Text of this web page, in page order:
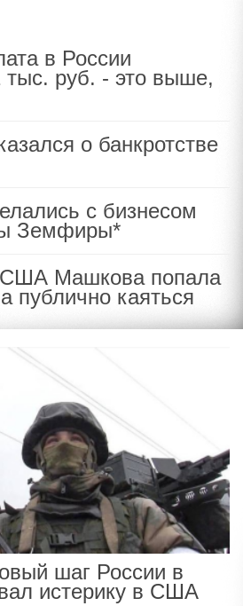
в России
тыс. руб. - это выше,
о банкротстве
с бизнесом
Земфиры*
Машкова попала
публично каяться
шаг России в
истерику в США